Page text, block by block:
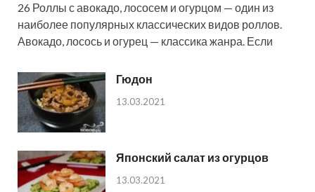
26 Роллы с авокадо, лососем и огурцом — один из
наиболее популярных классических видов роллов.
Авокадо, лосось и огурец — классика жанра. Если
Гюдон
13.03.2021
Японский салат из огурцов
13.03.2021